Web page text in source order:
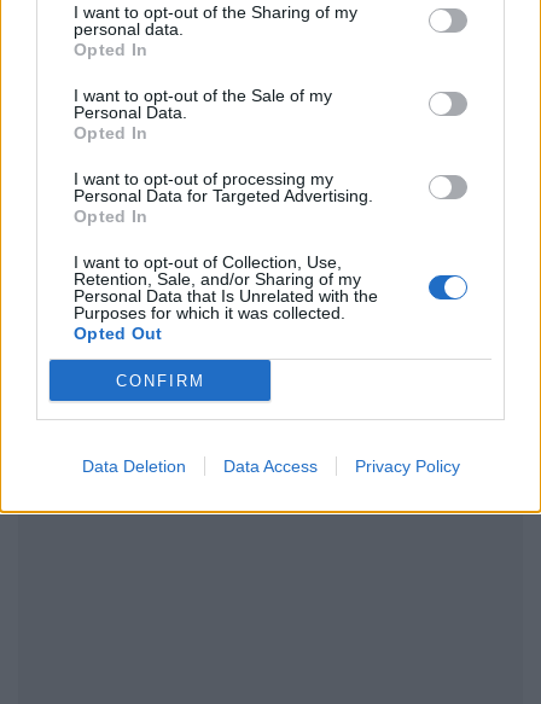
I want to opt-out of the Sharing of my
personal data.
Opted In
I want to opt-out of the Sale of my
Personal Data.
Opted In
I want to opt-out of processing my
Personal Data for Targeted Advertising.
Opted In
I want to opt-out of Collection, Use,
Retention, Sale, and/or Sharing of my
Personal Data that Is Unrelated with the
Purposes for which it was collected.
Opted Out
CONFIRM
Data Deletion Data Access Privacy Policy
Ακολουθήστε το Pink.gr στο
μάθετε πρώτοιτα πιο hot νέα .
Ακολουθήστε το Pink.gr και στο
ΔΙΑΦΗΜΙΣΗ